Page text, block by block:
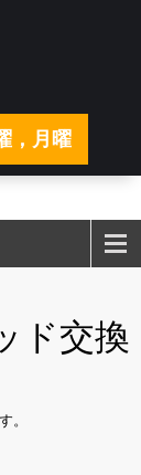
，月曜
ド交換
。